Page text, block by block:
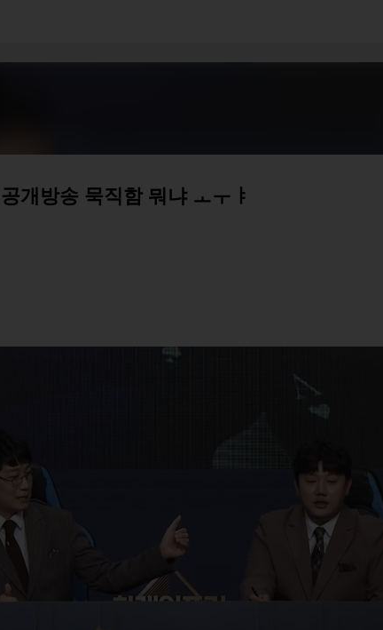
개방송 묵직함 뭐냐 ㅗㅜㅑ